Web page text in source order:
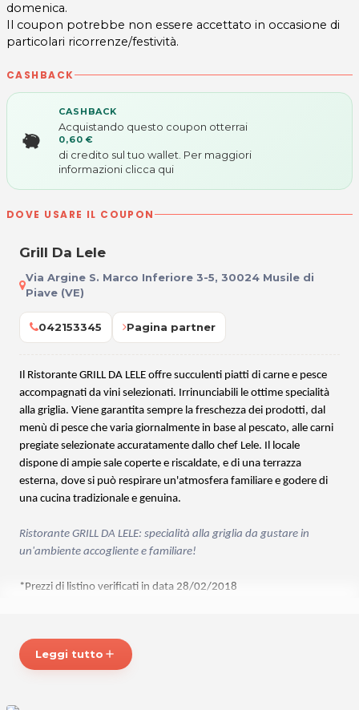
domenica.
Il coupon potrebbe non essere accettato in occasione di
particolari ricorrenze/festività.
CASHBACK
CASHBACK
Acquistando questo coupon otterrai
0,60 €
di credito sul tuo wallet. Per maggiori
informazioni clicca qui
DOVE USARE IL COUPON
Grill Da Lele
Via Argine S. Marco Inferiore 3-5, 30024 Musile di
Piave (VE)
042153345 Pagina partner
Il Ristorante GRILL DA LELE offre succulenti piatti di carne e pesce
accompagnati da vini selezionati. Irrinunciabili le ottime specialità
alla griglia. Viene garantita sempre la freschezza dei prodotti, dal
menù di pesce che varia giornalmente in base al pescato, alle carni
pregiate selezionate accuratamente dallo chef Lele. Il locale
dispone di ampie sale coperte e riscaldate, e di una terrazza
esterna, dove si può respirare un'atmosfera familiare e godere di
una cucina tradizionale e genuina.
Ristorante GRILL DA LELE: specialità alla griglia da gustare in
un'ambiente accogliente e familiare!
*Prezzi di listino verificati in data 28/02/2018
Dal Martedì alla Domenica: 9.00 - 16.00 / 17.30 - 23.45
Lunedì: CHIUSO
Leggi tutto add